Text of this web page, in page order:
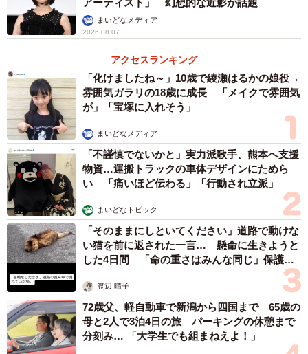
まいどなメディア
2026.08.07
アクセスランキング
「化けましたね～」10歳で綾瀬はるかの娘役→
雰囲気ガラリの18歳に成長 「メイクで雰囲気
が」「宝塚に入れそう」
まいどなメディア
「不謹慎でないかと」実力派歌手、熊本へ支援
物資…運搬トラックの車体デザインにためら
い 「痛いほど伝わる」「行動され立派」
まいどなトピック
「そのままにしといてください」道路で動けな
い猫を前に返された一言… 懸命に生きようと
した4日間 「命の重さはみんな同じ」保護団
渡辺 晴子
72歳父、軽自動車で新潟から四国まで 65歳の
母と2人で3泊4日の旅 パーキングの休憩まで
分刻み… 「大学生でも組まねえよ！」